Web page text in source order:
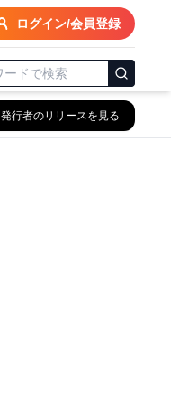
ログイン/会員登録
発行者のリリースを見る